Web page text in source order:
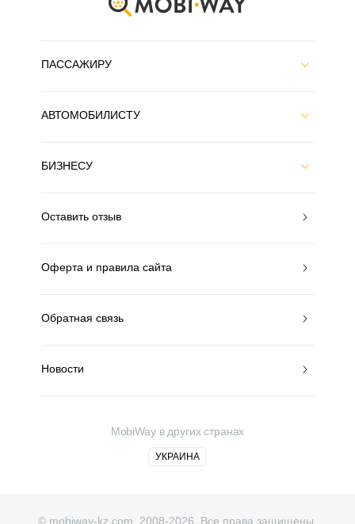
ПАССАЖИРУ
АВТОМОБИЛИСТУ
БИЗНЕСУ
Оставить отзыв
Оферта и правила сайта
Обратная связь
Новости
MobiWay в других странах
УКРАИНА
© mobiway-kz.com. 2008-2026. Все права защищены.